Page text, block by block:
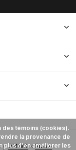
DMWSxPlus+
des témoins (cookies).
la provenance de
plus d'en améliorer les